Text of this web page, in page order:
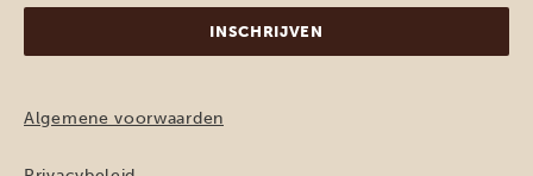
Algemene voorwaarden